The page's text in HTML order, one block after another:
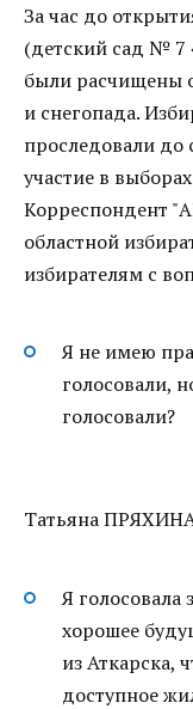
За час до
(детский сад № 7
были расчищены
и снегопада.
проследовали до
участие в
Корреспондент
областной
избирателям с
Я не имею
голосовали,
голосовали?
Татьяна
Я голосовала
хорошее
из Аткарска,
доступное